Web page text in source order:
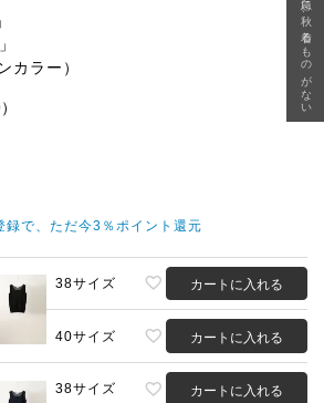
カラー）
録で、ただ今3％ポイント還元
38サイズ カートに入れる
40サイズ カートに入れる
38サイズ カートに入れる
急に秋、着るものがない